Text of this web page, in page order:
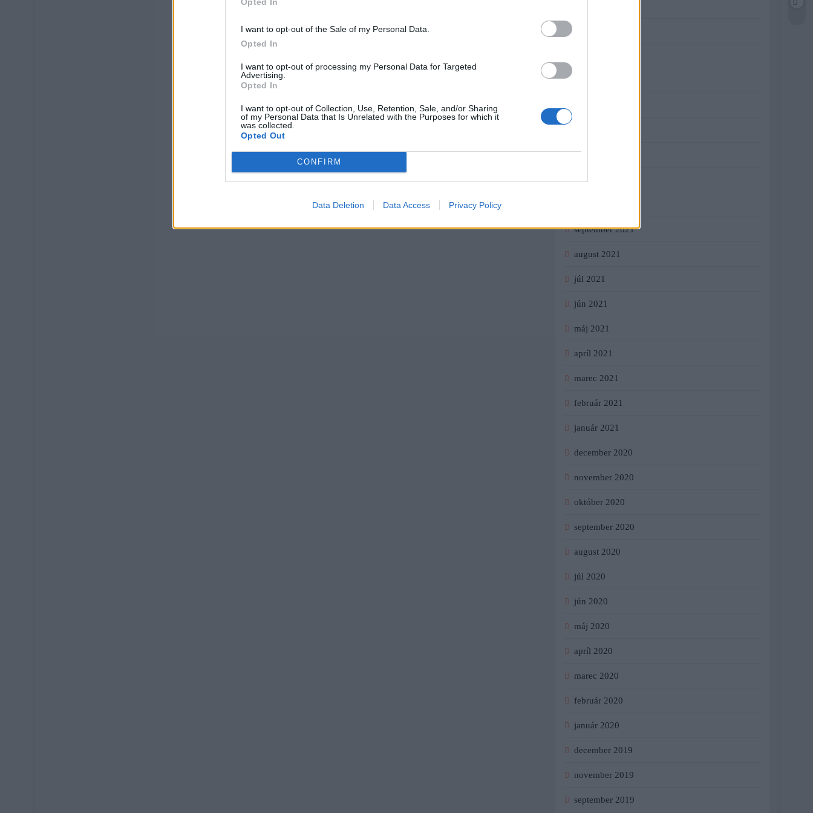
I want to opt-out of the Sale of my Personal Data.
Opted In
I want to opt-out of processing my Personal Data for Targeted
Advertising.
Opted In
I want to opt-out of Collection, Use, Retention, Sale, and/or Sharing
of my Personal Data that Is Unrelated with the Purposes for which it
was collected.
Opted Out
CONFIRM
Data Deletion Data Access Privacy Policy
december 2021
november 2021
september 2021
august 2021
júl 2021
jún 2021
máj 2021
apríl 2021
marec 2021
február 2021
január 2021
december 2020
november 2020
október 2020
september 2020
august 2020
júl 2020
jún 2020
máj 2020
apríl 2020
marec 2020
február 2020
január 2020
december 2019
november 2019
september 2019